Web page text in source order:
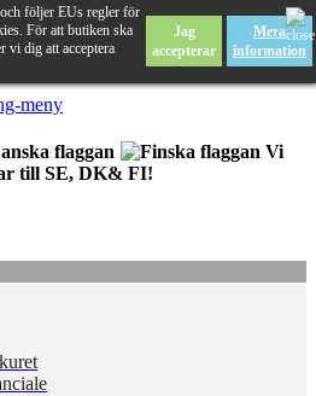
Vi
till SE, DK& FI!
följer EUs regler för
För att butiken ska
vi dig att acceptera
Jag
accepterar
Mera
information